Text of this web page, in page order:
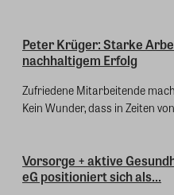
Peter Krüger: Starke
nachhaltigem Erfolg
Zufriedene Mitarbeitende
Kein Wunder, dass in Zeiten
Vorsorge + aktive
eG positioniert sich als...